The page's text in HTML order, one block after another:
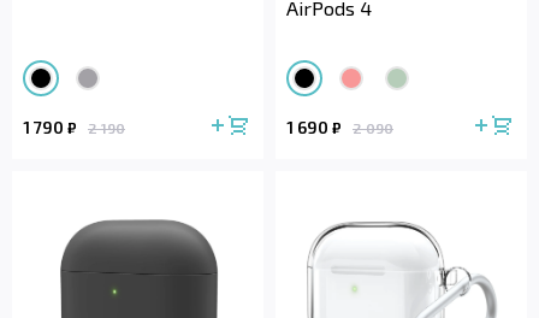
1 790 ₽ 2 190
AirPods 4
1 690 ₽ 2 090